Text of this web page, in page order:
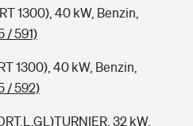
1300), 40 kW, Benzin,
/ 591)
1300), 40 kW, Benzin,
/ 592)
32 kW,